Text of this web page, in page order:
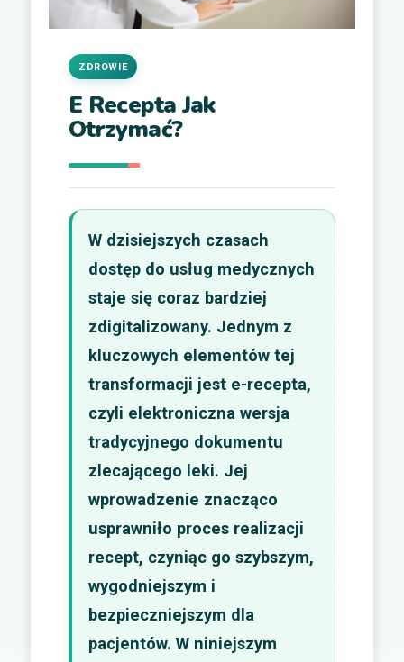
E Recepta Jak
Otrzymać?
ZDROWIE
W dzisiejszych czasach
dostęp do usług medycznych
staje się coraz bardziej
zdigitalizowany. Jednym z
kluczowych elementów tej
transformacji jest e-recepta,
czyli elektroniczna wersja
tradycyjnego dokumentu
zlecającego leki. Jej
wprowadzenie znacząco
usprawniło proces realizacji
recept, czyniąc go szybszym,
wygodniejszym i
bezpieczniejszym dla
pacjentów. W niniejszym